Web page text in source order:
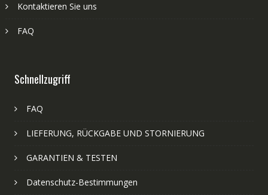
Kontaktieren Sie uns
FAQ
Schnellzugriff
FAQ
LIEFERUNG, RÜCKGABE UND STORNIERUNG
GARANTIEN & TESTEN
Datenschutz-Bestimmungen